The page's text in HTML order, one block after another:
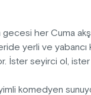
her Cuma
yerli ve
İster seyirci ol, ister
komedyen